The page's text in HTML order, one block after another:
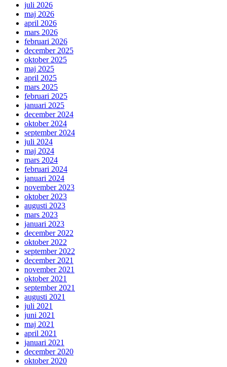
juli 2026
maj 2026
april 2026
mars 2026
februari 2026
december 2025
oktober 2025
maj 2025
april 2025
mars 2025
februari 2025
januari 2025
december 2024
oktober 2024
september 2024
juli 2024
maj 2024
mars 2024
februari 2024
januari 2024
november 2023
oktober 2023
augusti 2023
mars 2023
januari 2023
december 2022
oktober 2022
september 2022
december 2021
november 2021
oktober 2021
september 2021
augusti 2021
juli 2021
juni 2021
maj 2021
april 2021
januari 2021
december 2020
oktober 2020